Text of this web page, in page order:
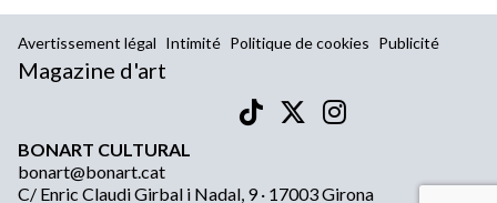
Avertissement légal Intimité Politique de cookies Publicité
Magazine d'art
BONART CULTURAL
bonart@bonart.cat
C/ Enric Claudi Girbal i Nadal, 9 · 17003 Girona